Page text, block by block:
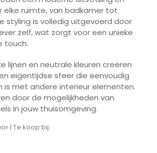
elke ruimte, van badkamer tot
styling is volledig uitgevoerd door
zelf, wat zorgt voor een unieke
touch.
lijnen en neutrale kleuren creëren
eigentijdse sfeer die eenvoudig
is met andere interieur elementen.
door de mogelijkheden van
in jouw thuisomgeving.
| Te koop bij: